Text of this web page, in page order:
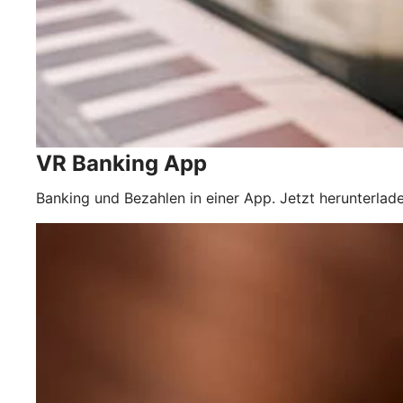
VR Banking App
Banking und Bezahlen in einer App. Jetzt